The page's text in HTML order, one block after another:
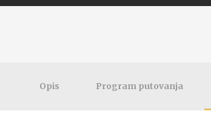
Opis Program putovanja